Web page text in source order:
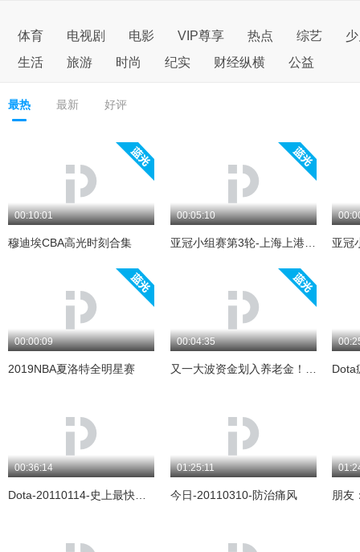
体育 电视剧 电影 VIP尊享 热点 综艺
生活
旅游 时尚 纪实 财经纵横 公益
最热 最新 好评
00:10:01
穆迪埃CBA高光时刻合集
00:05:10
亚冠小组赛第3轮-上海上港vs蔚山现代 亚冠
00:00:09
2019NBA夏洛特全明星赛
00:04:35
Dota
00:36:14 01:25:11
今日-20110310-防治痛风 朋友